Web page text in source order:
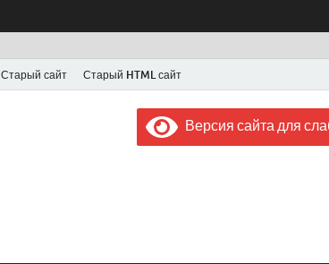
Старый сайт Старый HTML сайт
Газета "Советская
Выпускается с июля 1956 года
Версия сайта для